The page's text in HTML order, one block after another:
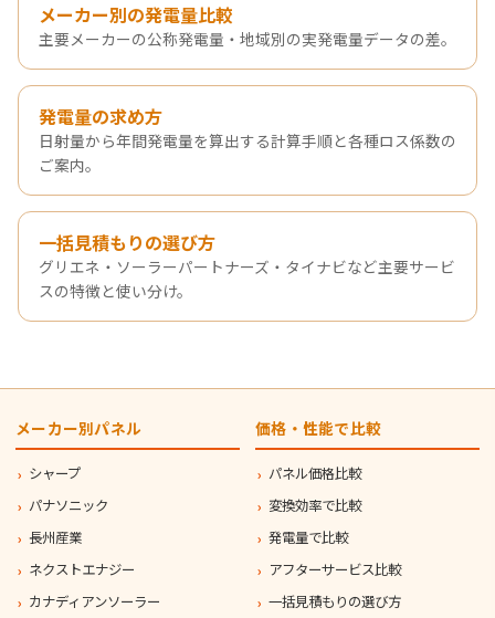
メーカー別の発電量比較
主要メーカーの公称発電量・地域別の実発電量データの差。
発電量の求め方
日射量から年間発電量を算出する計算手順と各種ロス係数の
ご案内。
一括見積もりの選び方
グリエネ・ソーラーパートナーズ・タイナビなど主要サービ
スの特徴と使い分け。
メーカー別パネル
シャープ
パナソニック
長州産業
ネクストエナジー
カナディアンソーラー
価格・性能で比較
パネル価格比較
変換効率で比較
発電量で比較
アフターサービス比較
一括見積もりの選び方